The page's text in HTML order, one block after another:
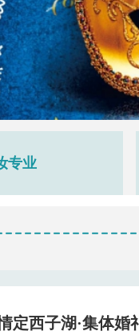
专业
定西子湖·集体婚